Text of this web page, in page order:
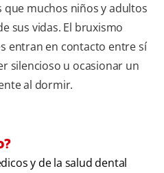
muchos niños y adultos
sus vidas. El bruxismo
entran en contacto entre sí
silencioso u ocasionar un
al dormir.
y de la salud dental